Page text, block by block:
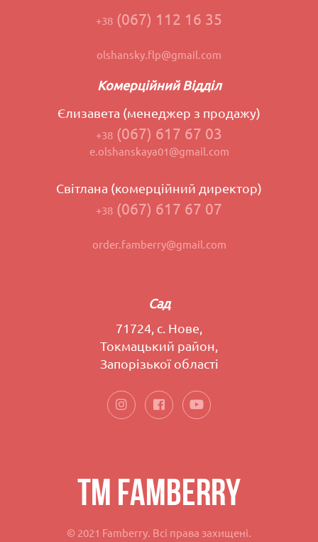
+38 (067) 112 16 35
olshansky.flp@gmail.com
Комерційний Відділ
Єлизавета (менеджер з продажу)
+38 (067) 617 67 03
e.olshanskaya01@gmail.com
Світлана (комерційний директор)
+38 (067) 617 67 07
order.famberry@gmail.com
Сад
71724, с. Нове,
Токмацький район,
Запорізької області
TM FAMBERRY
© 2021 Famberry. Всі права захищені.